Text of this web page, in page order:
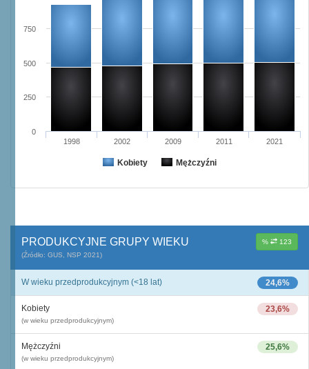
Kobiety Mężczyźni
1998 2002 2009 2011 2021
0
250
500
750
% 123
PRODUKCYJNE GRUPY WIEKU
(Źródło: GUS, NSP 2021)
24,6%
W wieku przedprodukcyjnym (<18 lat)
23,6%
Kobiety
(w wieku przedprodukcyjnym)
25,6%
Mężczyźni
(w wieku przedprodukcyjnym)